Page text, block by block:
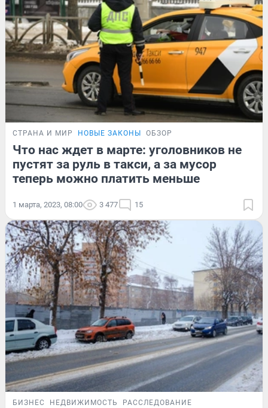
СТРАНА И МИР НОВЫЕ ЗАКОНЫ ОБЗОР
Что нас ждет в марте: уголовников не
пустят за руль в такси, а за мусор
теперь можно платить меньше
1 марта, 2023, 08:00 3 477 15
БИЗНЕС НЕДВИЖИМОСТЬ РАССЛЕДОВАНИЕ